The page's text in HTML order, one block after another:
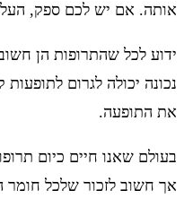
אותה. אם יש לכם ספק,
ידוע לכל שהתרופות הן
נכונה יכולה לגרום
את התופעה.
בעולם שאנו חיים כיום
אך חשוב לזכור שלכל חומר